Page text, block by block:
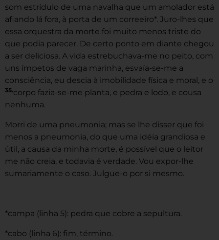
som estrídulo de uma navalha que um amolador está
afiando lá fora, à porta de um correeiro*. Juro-lhes que
essa orquestra da morte foi muito menos triste do
que podia parecer. De certo ponto em diante chegou
a ser deliciosa. A vida estrebuchava-me no peito, com
uns ímpetos de vaga marinha, esvaía-se-me a
consciência, eu descia à imobilidade física e moral, e o
35.corpo fazia-se-me planta, e pedra e lodo, e cousa
nenhuma.
Morri de uma pneumonia; mas se lhe disser que foi
menos a pneumonia, do que uma idéia grandiosa e
útil, a causa da minha morte, é possível que o leitor
me não creia, e todavia é verdade. Vou expor-lhe
sumariamente o caso. Julgue-o por si mesmo.
*campa (linha 5): pedra que cobre a sepultura.
*cabo (linha 6): fim, término.